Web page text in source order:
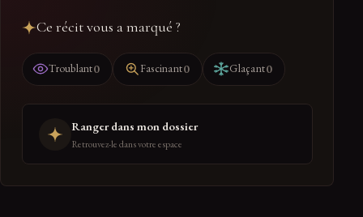
Ce récit vous a marqué ?
Troublant0 Fascinant0 Glaçant0
Ranger dans mon dossier
Retrouvez-le dans votre espace